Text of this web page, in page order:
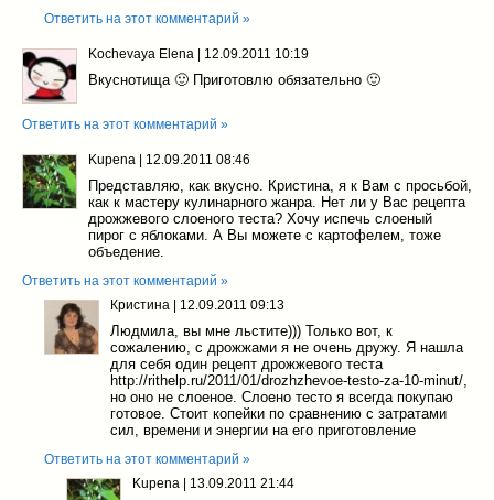
Ответить на этот комментарий »
Kochevaya Elena 12.09.2011 10:19
Вкуснотища 🙂 Приготовлю обязательно 🙂
Ответить на этот комментарий »
Kupena 12.09.2011 08:46
Представляю, как вкусно. Кристина, я к Вам с просьбой,
как к мастеру кулинарного жанра. Нет ли у Вас рецепта
дрожжевого слоеного теста? Хочу испечь слоеный
пирог с яблоками. А Вы можете с картофелем, тоже
объедение.
Ответить на этот комментарий »
Кристина
12.09.2011 09:13
Людмила, вы мне льстите))) Только вот, к
сожалению, с дрожжами я не очень дружу. Я нашла
для себя один рецепт дрожжевого теста
http://rithelp.ru/2011/01/drozhzhevoe-testo-za-10-minut/,
но оно не слоеное. Слоено тесто я всегда покупаю
готовое. Стоит копейки по сравнению с затратами
сил, времени и энергии на его приготовление
Ответить на этот комментарий »
Kupena
13.09.2011 21:44